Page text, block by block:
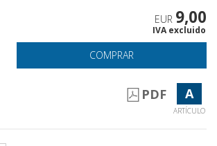
EUR 9,00
IVA excluido
COMPRAR
PDF A
ARTÍCULO